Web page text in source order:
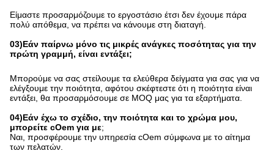
Είμαστε προσαρμόζουμε το εργοστάσιο έτσι δεν έχουμε πάρα
πολύ απόθεμα, να πρέπει να κάνουμε στη διαταγή.
03)Εάν παίρνω μόνο τις μικρές ανάγκες ποσότητας για την
πρώτη γραμμή, είναι εντάξει;
Μπορούμε να σας στείλουμε τα ελεύθερα δείγματα για σας για να
ελέγξουμε την ποιότητα, αφότου σκέφτεστε ότι η ποιότητα είναι
εντάξει, θα προσαρμόσουμε σε MOQ μας για τα εξαρτήματα.
04)Εάν έχω το σχέδιο, την ποιότητα και το χρώμα μου,
μπορείτε cOem για με;
Ναι, προσφέρουμε την υπηρεσία cOem σύμφωνα με το αίτημα
των πελατών.